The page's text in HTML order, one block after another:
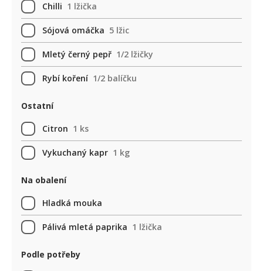
Chilli 1 lžička
Sójová omáčka 5 lžic
Mletý černý pepř 1/2 lžičky
Rybí koření 1/2 balíčku
Ostatní
Citron 1 ks
Vykuchaný kapr 1 kg
Na obalení
Hladká mouka
Pálivá mletá paprika 1 lžička
Podle potřeby